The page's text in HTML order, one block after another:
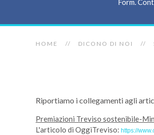
Form.
HOME DICONO DI NOI
Riportiamo i collegamenti agli
Premiazioni Treviso sostenibile-
L'articolo di OggiTreviso: https://